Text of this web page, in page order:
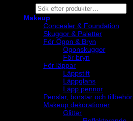
Products
search
Makeup
Concealer & Foundation
Skuggor & Paletter
För Ögon & Bryn
Ögonskuggor
För bryn
För läppar
Läppstift
Läppglans
Läpp pennor
Penslar, borstar och tillbehör
Makeup dekorationer
Glitter